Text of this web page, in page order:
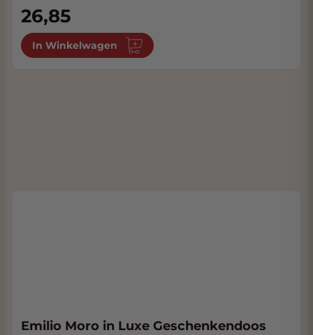
26,85
In Winkelwagen
Emilio Moro in Luxe Geschenkendoos